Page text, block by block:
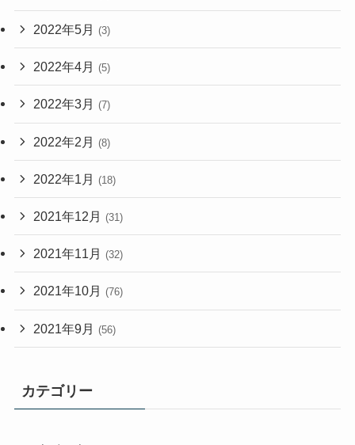
2022年5月 (3)
2022年4月 (5)
2022年3月 (7)
2022年2月 (8)
2022年1月 (18)
2021年12月 (31)
2021年11月 (32)
2021年10月 (76)
2021年9月 (56)
カテゴリー